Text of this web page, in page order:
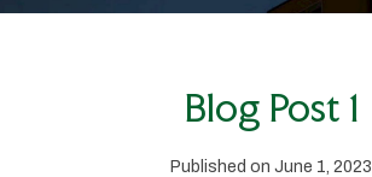
Blog Post 1
Published on June 1, 2023